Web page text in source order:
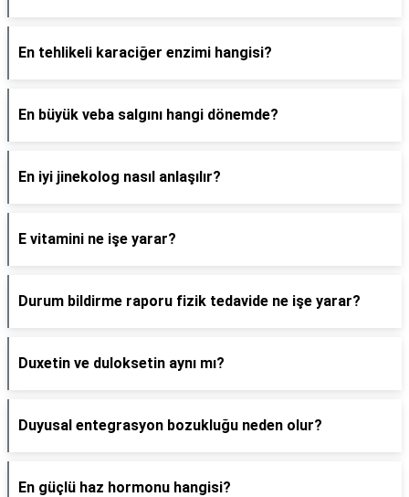
En tehlikeli karaciğer enzimi hangisi?
En büyük veba salgını hangi dönemde?
En iyi jinekolog nasıl anlaşılır?
E vitamini ne işe yarar?
Durum bildirme raporu fizik tedavide ne işe yarar?
Duxetin ve duloksetin aynı mı?
Duyusal entegrasyon bozukluğu neden olur?
En güçlü haz hormonu hangisi?